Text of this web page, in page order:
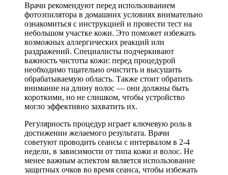
Врачи рекомендуют перед использованием
фотоэпилятора в домашних условиях внимательно
ознакомиться с инструкцией и провести тест на
небольшом участке кожи. Это поможет избежать
возможных аллергических реакций или
раздражений. Специалисты подчеркивают
важность чистоты кожи: перед процедурой
необходимо тщательно очистить и высушить
обрабатываемую область. Также стоит обратить
внимание на длину волос — они должны быть
короткими, но не слишком, чтобы устройство
могло эффективно захватить их.
Регулярность процедур играет ключевую роль в
достижении желаемого результата. Врачи
советуют проводить сеансы с интервалом в 2-4
недели, в зависимости от типа кожи и волос. Не
менее важным аспектом является использование
защитных очков во время сеанса, чтобы избежать